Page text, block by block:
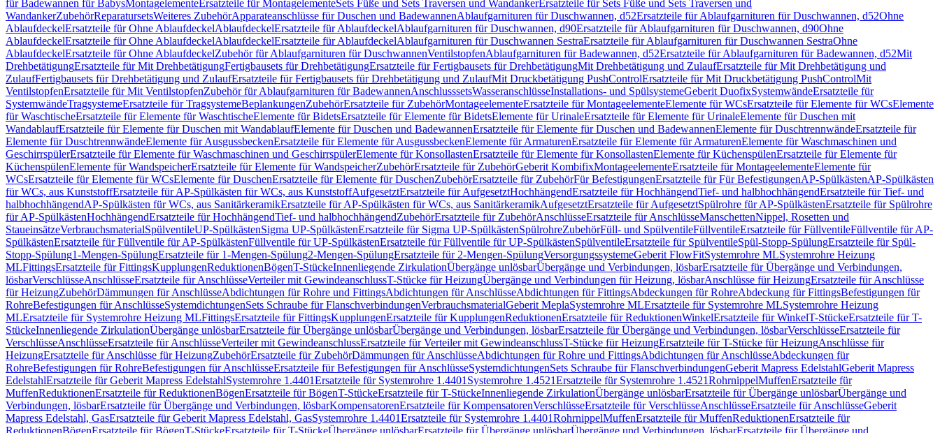
für Badewannen für BabysMontagelementeErsatzteile für MontagelementeSets Füße und Sets Traversen und WandankerErsatzteile für Sets Füße und Sets Traversen und
WandankerZubehörReparatursetsWeiteres ZubehörApparateanschlüsse für Duschen und BadewannenAblaufgarnituren für Duschwannen, d52Ersatzteile für Ablaufgarnituren für Duschwannen, d52Ohne
AblaufdeckelErsatzteile für Ohne AblaufdeckelAblaufdeckelErsatzteile für AblaufdeckelAblaufgarnituren für Duschwannen, d90Ersatzteile für Ablaufgarnituren für Duschwannen, d90Ohne
AblaufdeckelErsatzteile für Ohne AblaufdeckelAblaufdeckelErsatzteile für AblaufdeckelAblaufgarnituren für Duschwannen SestraErsatzteile für Ablaufgarnituren für Duschwannen SestraOhne
AblaufdeckelErsatzteile für Ohne AblaufdeckelZubehör für Ablaufgarnituren für DuschwannenVentilstopfenAblaufgarnituren für Badewannen, d52Ersatzteile für Ablaufgarnituren für Badewannen, d52Mit
DrehbetätigungErsatzteile für Mit DrehbetätigungFertigbausets für DrehbetätigungErsatzteile für Fertigbausets für DrehbetätigungMit Drehbetätigung und ZulaufErsatzteile für Mit Drehbetätigung und
ZulaufFertigbausets für Drehbetätigung und ZulaufErsatzteile für Fertigbausets für Drehbetätigung und ZulaufMit Druckbetätigung PushControlErsatzteile für Mit Druckbetätigung PushControlMit
VentilstopfenErsatzteile für Mit VentilstopfenZubehör für Ablaufgarnituren für BadewannenAnschlusssetsWasseranschlüsseInstallations- und SpülsystemeGeberit DuofixSystemwändeErsatzteile für
SystemwändeTragsystemeErsatzteile für TragsystemeBeplankungenZubehörErsatzteile für ZubehörMontageelementeErsatzteile für MontageelementeElemente für WCsErsatzteile für Elemente für WCsElemente
für WaschtischeErsatzteile für Elemente für WaschtischeElemente für BidetsErsatzteile für Elemente für BidetsElemente für UrinaleErsatzteile für Elemente für UrinaleElemente für Duschen mit
WandablaufErsatzteile für Elemente für Duschen mit WandablaufElemente für Duschen und BadewannenErsatzteile für Elemente für Duschen und BadewannenElemente für DuschtrennwändeErsatzteile für
Elemente für DuschtrennwändeElemente für AusgussbeckenErsatzteile für Elemente für AusgussbeckenElemente für ArmaturenErsatzteile für Elemente für ArmaturenElemente für Waschmaschinen und
GeschirrspülerErsatzteile für Elemente für Waschmaschinen und GeschirrspülerElemente für KonsollastenErsatzteile für Elemente für KonsollastenElemente für KüchenspülenErsatzteile für Elemente für
KüchenspülenElemente für WandspeicherErsatzteile für Elemente für WandspeicherZubehörErsatzteile für ZubehörGeberit KombifixMontageelementeErsatzteile für MontageelementeElemente für
WCsErsatzteile für Elemente für WCsElemente für DuschenErsatzteile für Elemente für DuschenZubehörErsatzteile für ZubehörFür BefestigungenErsatzteile für Für BefestigungenAP-SpülkästenAP-Spülkästen
für WCs, aus KunststoffErsatzteile für AP-Spülkästen für WCs, aus KunststoffAufgesetztErsatzteile für AufgesetztHochhängendErsatzteile für HochhängendTief- und halbhochhängendErsatzteile für Tief- und
halbhochhängendAP-Spülkästen für WCs, aus SanitärkeramikErsatzteile für AP-Spülkästen für WCs, aus SanitärkeramikAufgesetztErsatzteile für AufgesetztSpülrohre für AP-SpülkästenErsatzteile für Spülrohre
für AP-SpülkästenHochhängendErsatzteile für HochhängendTief- und halbhochhängendZubehörErsatzteile für ZubehörAnschlüsseErsatzteile für AnschlüsseManschettenNippel, Rosetten und
StaueinsätzeVerbrauchsmaterialSpülventileUP-SpülkästenSigma UP-SpülkästenErsatzteile für Sigma UP-SpülkästenSpülrohreZubehörFüll- und SpülventileFüllventileErsatzteile für FüllventileFüllventile für AP-
SpülkästenErsatzteile für Füllventile für AP-SpülkästenFüllventile für UP-SpülkästenErsatzteile für Füllventile für UP-SpülkästenSpülventileErsatzteile für SpülventileSpül-Stopp-SpülungErsatzteile für Spül-
Stopp-Spülung1-Mengen-SpülungErsatzteile für 1-Mengen-Spülung2-Mengen-SpülungErsatzteile für 2-Mengen-SpülungVersorgungssystemeGeberit FlowFitSystemrohre MLSystemrohre Heizung
MLFittingsErsatzteile für FittingsKupplungenReduktionenBögenT-StückeInnenliegende ZirkulationÜbergänge unlösbarÜbergänge und Verbindungen, lösbarErsatzteile für Übergänge und Verbindungen,
lösbarVerschlüsseAnschlüsseErsatzteile für AnschlüsseVerteiler mit GewindeanschlussT-Stücke für HeizungÜbergänge und Verbindungen für Heizung, lösbarAnschlüsse für HeizungErsatzteile für Anschlüsse
für HeizungZubehörDämmungen für AnschlüsseAbdichtungen für Rohre und FittingsAbdichtungen für AnschlüsseAbdichtungen für FittingsAbdeckungen für RohreAbdeckung für FittingsBefestigungen für
RohreBefestigungen für AnschlüsseSystemdichtungenSets Schraube für FlanschverbindungenVerbrauchsmaterialGeberit MeplaSystemrohre MLErsatzteile für Systemrohre MLSystemrohre Heizung
MLErsatzteile für Systemrohre Heizung MLFittingsErsatzteile für FittingsKupplungenErsatzteile für KupplungenReduktionenErsatzteile für ReduktionenWinkelErsatzteile für WinkelT-StückeErsatzteile für T-
StückeInnenliegende ZirkulationÜbergänge unlösbarErsatzteile für Übergänge unlösbarÜbergänge und Verbindungen, lösbarErsatzteile für Übergänge und Verbindungen, lösbarVerschlüsseErsatzteile für
VerschlüsseAnschlüsseErsatzteile für AnschlüsseVerteiler mit GewindeanschlussErsatzteile für Verteiler mit GewindeanschlussT-Stücke für HeizungErsatzteile für T-Stücke für HeizungAnschlüsse für
HeizungErsatzteile für Anschlüsse für HeizungZubehörErsatzteile für ZubehörDämmungen für AnschlüsseAbdichtungen für Rohre und FittingsAbdichtungen für AnschlüsseAbdeckungen für
RohreBefestigungen für RohreBefestigungen für AnschlüsseErsatzteile für Befestigungen für AnschlüsseSystemdichtungenSets Schraube für FlanschverbindungenGeberit Mapress EdelstahlGeberit Mapress
EdelstahlErsatzteile für Geberit Mapress EdelstahlSystemrohre 1.4401Ersatzteile für Systemrohre 1.4401 Systemrohre 1.4521Ersatzteile für Systemrohre 1.4521RohrnippelMuffenErsatzteile für
MuffenReduktionenErsatzteile für ReduktionenBögenErsatzteile für BögenT-StückeErsatzteile für T-StückeInnenliegende ZirkulationÜbergänge unlösbarErsatzteile für Übergänge unlösbarÜbergänge und
Verbindungen, lösbarErsatzteile für Übergänge und Verbindungen, lösbarKompensatorenErsatzteile für KompensatorenVerschlüsseErsatzteile für VerschlüsseAnschlüsseErsatzteile für AnschlüsseGeberit
Mapress Edelstahl, GasErsatzteile für Geberit Mapress Edelstahl, GasSystemrohre 1.4401Ersatzteile für Systemrohre 1.4401RohrnippelMuffenErsatzteile für MuffenReduktionenErsatzteile für
ReduktionenBögenErsatzteile für BögenT-StückeErsatzteile für T-StückeÜbergänge unlösbarErsatzteile für Übergänge unlösbarÜbergänge und Verbindungen, lösbarErsatzteile für Übergänge und